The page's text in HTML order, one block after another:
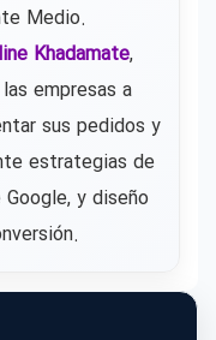
Medio.
Khadamate,
empresas a
sus pedidos y
estrategias de
y diseño